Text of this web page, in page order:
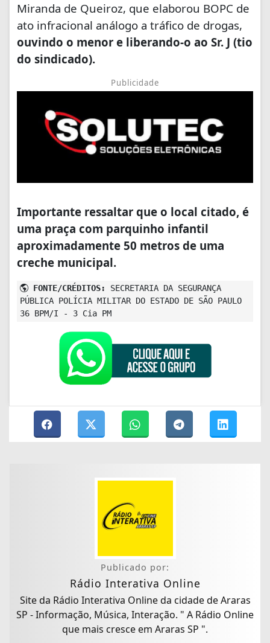
Miranda de Queiroz, que elaborou BOPC de
ato infracional análogo a tráfico de drogas,
ouvindo o menor e liberando-o ao Sr. J (tio
do sindicado).
Publicidade
Importante ressaltar que o local citado, é
uma praça com parquinho infantil
aproximadamente 50 metros de uma
creche municipal.
FONTE/CRÉDITOS:
SECRETARIA DA SEGURANÇA
PÚBLICA POLÍCIA MILITAR DO ESTADO DE SÃO PAULO
36 BPM/I - 3 Cia PM
Publicado por:
Rádio Interativa Online
Site da Rádio Interativa Online da cidade de Araras
SP - Informação, Música, Interação. " A Rádio Online
que mais cresce em Araras SP ".